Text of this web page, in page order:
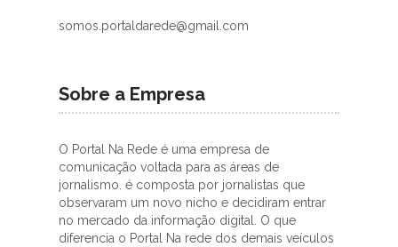
somos.portaldarede@gmail.com
Sobre a Empresa
O Portal Na Rede é uma empresa de
comunicação voltada para as áreas de
jornalismo. é composta por jornalistas que
observaram um novo nicho e decidiram entrar
no mercado da informação digital. O que
diferencia o Portal Na rede dos demais veículos